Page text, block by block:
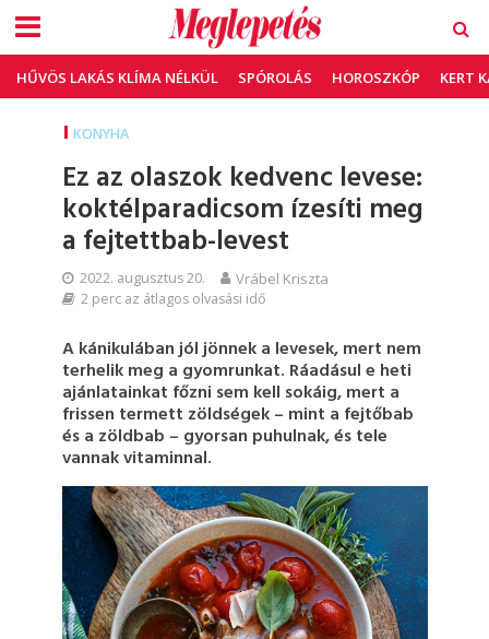
HŰVÖS LAKÁS KLÍMA NÉLKÜL SPÓROLÁS HOROSZKÓP KERT
KONYHA
Ez az olaszok kedvenc levese:
koktélparadicsom ízesíti meg
a fejtettbab-levest
2022. augusztus 20. Vrábel Kriszta
2 perc az átlagos olvasási idő
A kánikulában jól jönnek a levesek, mert nem
terhelik meg a gyomrunkat. Ráadásul e heti
ajánlatainkat főzni sem kell sokáig, mert a
frissen termett zöldségek – mint a fejtőbab
és a zöldbab – gyorsan puhulnak, és tele
vannak vitaminnal.